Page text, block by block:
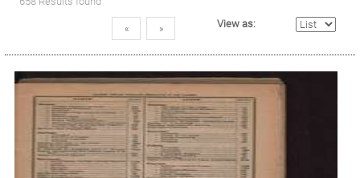
« » View as: